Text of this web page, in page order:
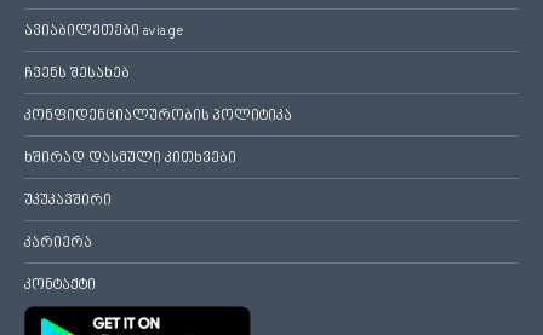
ავიაბილეთები avia.ge
ჩვენს შესახებ
კონფიდენციალურობის პოლიტიკა
ხშირად დასმული კითხვები
უკუკავშირი
კარიერა
კონტაქტი